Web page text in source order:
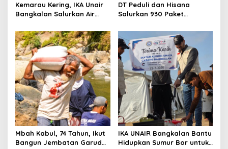
Kemarau Kering, IKA Unair
Bangkalan Salurkan Air
DT Peduli dan Hisana
Salurkan 930 Paket
Kebakaran Tallo
Mbah Kabul, 74 Tahun, Ikut
Bangun Jembatan Garuda
IKA UNAIR Bangkalan Bantu
Hidupkan Sumur Bor untuk